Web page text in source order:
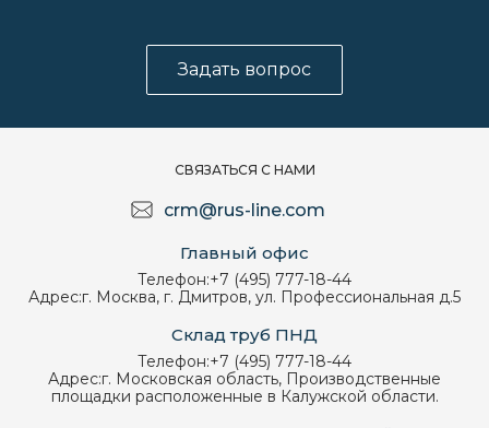
Задать вопрос
СВЯЗАТЬСЯ С НАМИ
crm@rus-line.com
Главный офис
Телефон:+7 (495) 777-18-44
Адрес:г. Москва, г. Дмитров, ул. Профессиональная д.5
Склад труб ПНД
Телефон:+7 (495) 777-18-44
Адрес:г. Московская область, Производственные
площадки расположенные в Калужской области.